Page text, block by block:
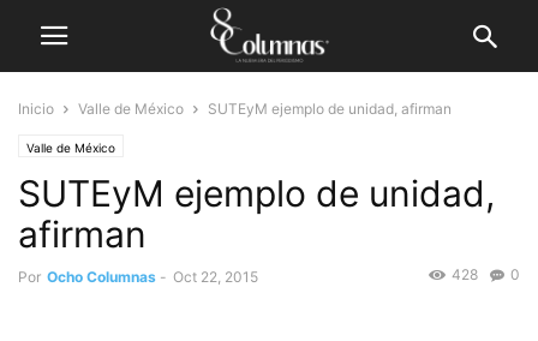
Inicio Valle de México SUTEyM ejemplo de unidad, afirman
Valle de México
SUTEyM ejemplo de unidad,
afirman
Por Ocho Columnas - Oct 22, 2015 0
428